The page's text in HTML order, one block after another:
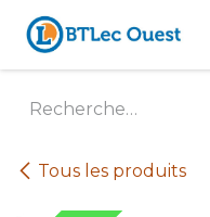
Se rendre au contenu
Tous les produits